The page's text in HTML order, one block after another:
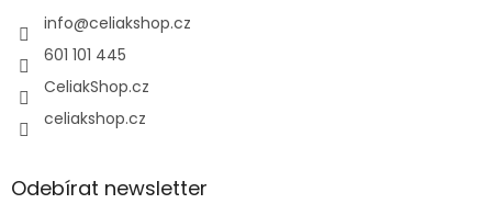
info@celiakshop.cz
601 101 445
CeliakShop.cz
celiakshop.cz
Odebírat newsletter